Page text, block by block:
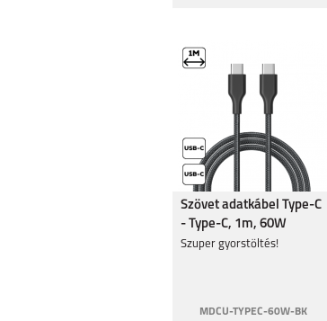
Szövet adatkábel Type-C
- Type-C, 1m, 60W
Szuper gyorstöltés!
MDCU-TYPEC-60W-BK